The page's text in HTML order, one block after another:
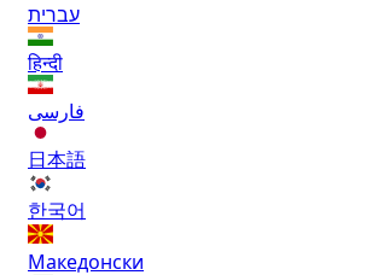
עברית
हिन्दी
فارسی
日本語
한국어
Македонски